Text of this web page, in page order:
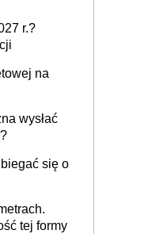
r.?
na
wysłać
się o
tej formy